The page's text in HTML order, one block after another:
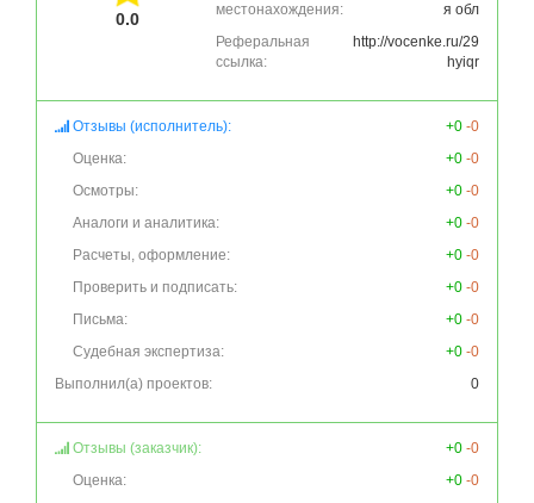
0.0
местонахождения:
я обл
Реферальная
ссылка:
http://vocenke.ru/29
hyiqr
Отзывы (исполнитель): +0 -0
Оценка:
+0 -0
Осмотры:
+0 -0
Аналоги и аналитика:
+0 -0
Расчеты, оформление:
+0 -0
Проверить и подписать:
+0 -0
Письма:
+0 -0
Судебная экспертиза:
+0 -0
Выполнил(а) проектов:
0
Отзывы (заказчик): +0 -0
Оценка:
+0 -0